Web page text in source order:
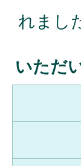
れまし
いただ